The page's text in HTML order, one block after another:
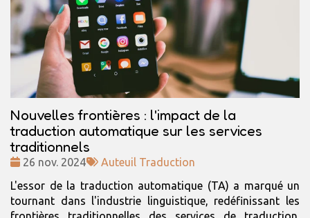
Nouvelles frontières : l'impact de la
traduction automatique sur les services
traditionnels
Date
26 nov. 2024
Tags
Auteuil Traduction
L'essor de la traduction automatique (TA) a marqué un
tournant dans l'industrie linguistique, redéfinissant les